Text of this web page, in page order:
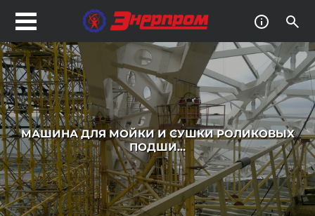
МАШИНА ДЛЯ МОЙКИ И СУШКИ РОЛИКОВЫХ
ПОДШИ...